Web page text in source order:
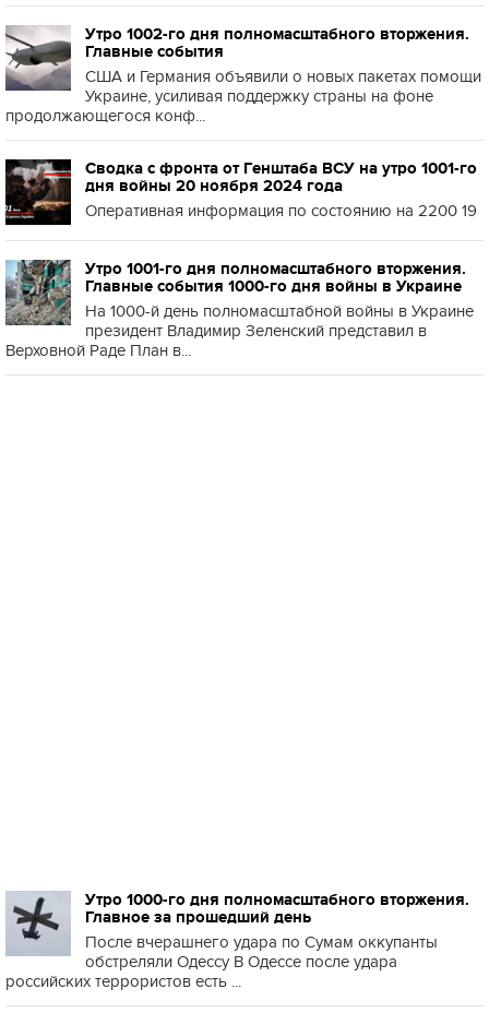
Утро 1002-го дня полномасштабного вторжения.
Главные события
США и Германия объявили о новых пакетах помощи
Украине, усиливая поддержку страны на фоне
продолжающегося конф...
Сводка с фронта от Генштаба ВСУ на утро 1001-го
дня войны 20 ноября 2024 года
Оперативная информация по состоянию на 2200 19
Утро 1001-го дня полномасштабного вторжения.
Главные события 1000-го дня войны в Украине
На 1000-й день полномасштабной войны в Украине
президент Владимир Зеленский представил в
Верховной Раде План в...
Утро 1000-го дня полномасштабного вторжения.
Главное за прошедший день
После вчерашнего удара по Сумам оккупанты
обстреляли Одессу В Одессе после удара
российских террористов есть ...